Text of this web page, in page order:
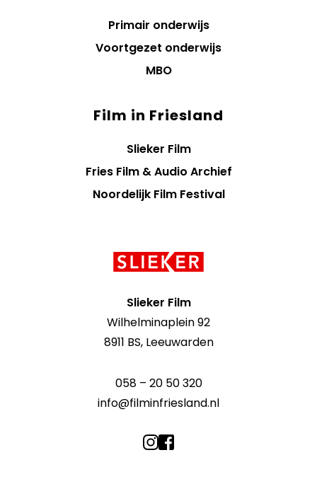
Primair onderwijs
Voortgezet onderwijs
MBO
Film in Friesland
Slieker Film
Fries Film & Audio Archief
Noordelijk Film Festival
Slieker Film
Wilhelminaplein 92
8911 BS, Leeuwarden
058 – 20 50 320
info@filminfriesland.nl